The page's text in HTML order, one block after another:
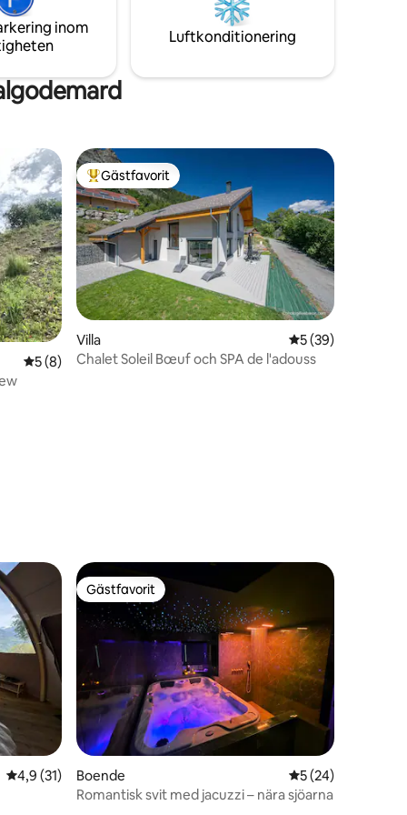
inom
Luftkonditionering
5 av 5 i genomsnittligt betyg, 8 omdömen
5 (8)
Populär gästfavorit
Gästfavorit
Villa 5 av 5 i
5 (39)
Chalet Soleil Bœuf och SPA de l'adouss
4,9 av 5 i genomsnittligt betyg, 31 omdömen
4,9 (31)
Gästfavorit
Gästfavorit
Boende 5 av 5 i
5 (24)
Romantisk svit med jacuzzi – nära sjöarna